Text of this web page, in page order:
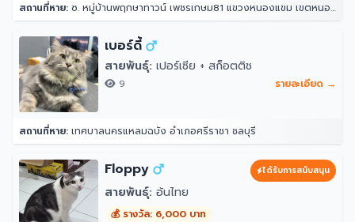
สถานที่หาย: ซ. หมู่บ้านพฤกษาทาวน์ เพชรเกษม81 แขวงหนองแขม เขตหนองแขม กรุงเทพมหานคร 10160
เบอร์ดี้
สายพันธุ์: เปอร์เซีย + สก็อตติช
9 รายละเอียด →
สถานที่หาย: เทศบาลนครแหลมฉบัง อำเภอศรีราชา ชลบุรี
Floppy ได้รับการสนับสนุน
สายพันธุ์: อ้นไทย
💰 รางวัล: 6,000 บาท